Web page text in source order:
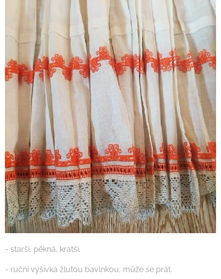
- starší, pěkná, kratší.
- ruční výšivka žlutou bavlnkou, může se prát.